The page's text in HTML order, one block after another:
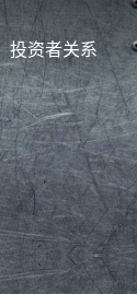
投资者关系